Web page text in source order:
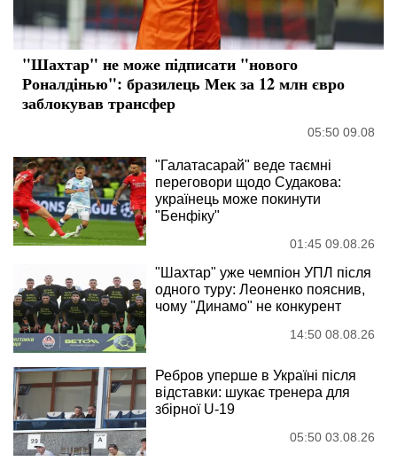
"Шахтар" не може підписати "нового
Роналдінью": бразилець Мек за 12 млн євро
заблокував трансфер
05:50 09.08
"Галатасарай" веде таємні
переговори щодо Судакова:
українець може покинути
"Бенфіку"
01:45 09.08.26
"Шахтар" уже чемпіон УПЛ після
одного туру: Леоненко пояснив,
чому "Динамо" не конкурент
14:50 08.08.26
Ребров уперше в Україні після
відставки: шукає тренера для
збірної U-19
05:50 03.08.26